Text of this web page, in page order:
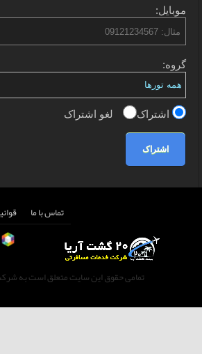
موبایل:
گروه:
اشتراک لغو اشتراک
اشتراک
تماس با ما
تمامی حقوق این سایت متعلق است به